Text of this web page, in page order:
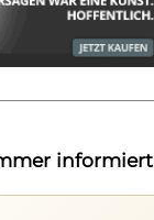
informiert